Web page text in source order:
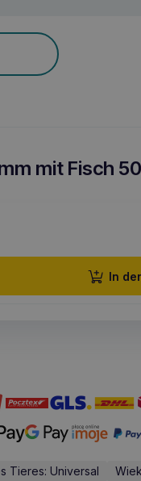
mit Fisch
In
Tieres: Universal